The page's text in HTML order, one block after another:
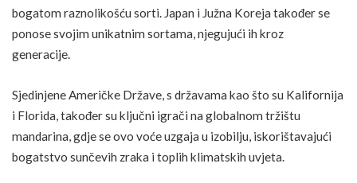
bogatom raznolikošću sorti. Japan i Južna Koreja također se
ponose svojim unikatnim sortama, njegujući ih kroz
generacije.
Sjedinjene Američke Države, s državama kao što su Kalifornija
i Florida, također su ključni igrači na globalnom tržištu
mandarina, gdje se ovo voće uzgaja u izobilju, iskorištavajući
bogatstvo sunčevih zraka i toplih klimatskih uvjeta.